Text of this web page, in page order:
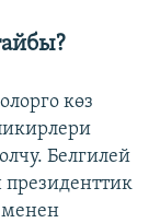
көз
Белгилей
менен